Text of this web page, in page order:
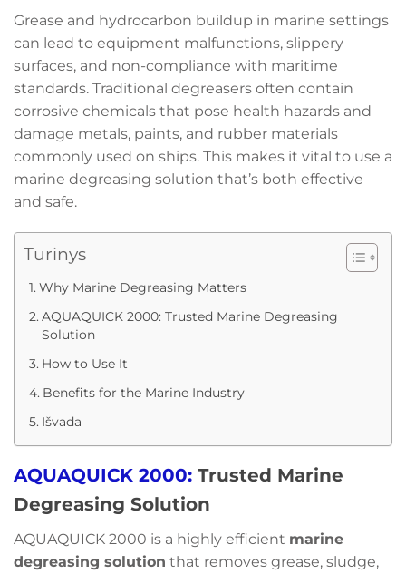
Grease and hydrocarbon buildup in marine settings
can lead to equipment malfunctions, slippery
surfaces, and non-compliance with maritime
standards. Traditional degreasers often contain
corrosive chemicals that pose health hazards and
damage metals, paints, and rubber materials
commonly used on ships. This makes it vital to use a
marine degreasing solution that’s both effective
and safe.
Turinys
Why Marine Degreasing Matters
AQUAQUICK 2000: Trusted Marine Degreasing
Solution
How to Use It
Benefits for the Marine Industry
Išvada
AQUAQUICK 2000: Trusted Marine
Degreasing Solution
AQUAQUICK 2000 is a highly efficient marine
degreasing solution that removes grease, sludge,